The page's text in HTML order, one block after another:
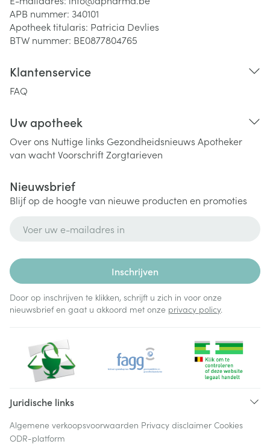
APB nummer: 340101
Apotheek titularis: Patricia Devlies
BTW nummer: BE0877804765
Klantenservice
FAQ
Uw apotheek
Over ons Nuttige links Gezondheidsnieuws Apotheker
van wachtVoorschriftZorgtarieven
Nieuwsbrief
Blijf op de hoogte van nieuwe producten en promoties
Inschrijven
Door op inschrijven te klikken, schrijft u zich in voor onze
nieuwsbrief en gaat u akkoord met onze privacy policy.
Juridische links
Algemene verkoopsvoorwaarden Privacy disclaimer Cookies
ODR-platform